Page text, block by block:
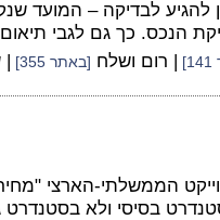
להגיע לבדיקה – המועד
הנכס. כך גם לגבי
| רום ושלח [באתר 355] |
הממשלתי-הארצי
בסיסי ולא בסטנדרט